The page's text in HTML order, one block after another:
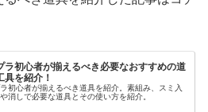
ラ初心者が揃えるべき必要なおすすめの道
具を紹介！
初心者が揃えるべき道具を紹介。素組み、スミ入
消しで必要な道具とその使い方を紹介。